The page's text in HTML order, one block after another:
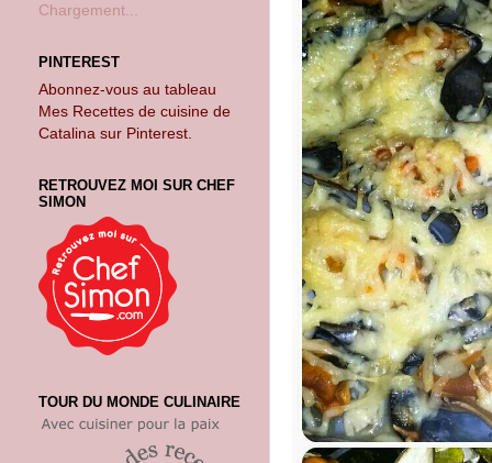
Chargement...
PINTEREST
Abonnez-vous au tableau
Mes Recettes de cuisine de
Catalina sur Pinterest.
RETROUVEZ MOI SUR CHEF
SIMON
TOUR DU MONDE CULINAIRE